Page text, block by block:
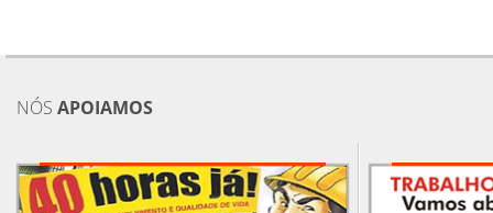
NÓS APOIAMOS